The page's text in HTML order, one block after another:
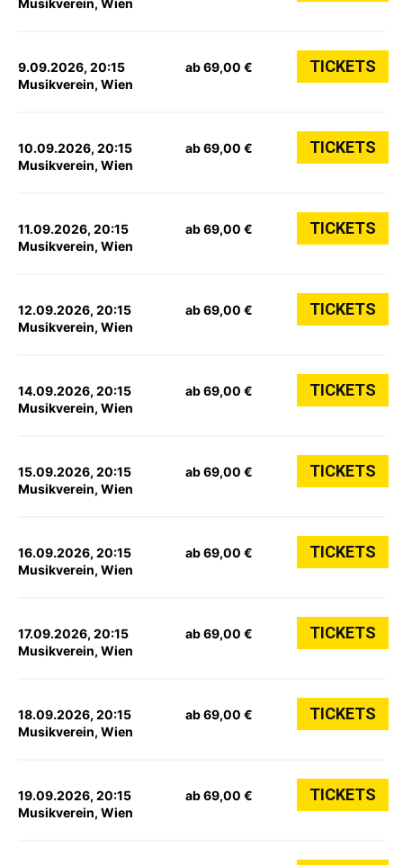
Musikverein, Wien
9.09.2026, 20:15
Musikverein, Wien
ab 69,00 € TICKETS
10.09.2026, 20:15
Musikverein, Wien
ab 69,00 € TICKETS
11.09.2026, 20:15
Musikverein, Wien
ab 69,00 € TICKETS
12.09.2026, 20:15
Musikverein, Wien
ab 69,00 € TICKETS
14.09.2026, 20:15
Musikverein, Wien
ab 69,00 € TICKETS
15.09.2026, 20:15
Musikverein, Wien
ab 69,00 € TICKETS
16.09.2026, 20:15
Musikverein, Wien
ab 69,00 € TICKETS
17.09.2026, 20:15
Musikverein, Wien
ab 69,00 € TICKETS
18.09.2026, 20:15
Musikverein, Wien
ab 69,00 € TICKETS
19.09.2026, 20:15
Musikverein, Wien
ab 69,00 € TICKETS